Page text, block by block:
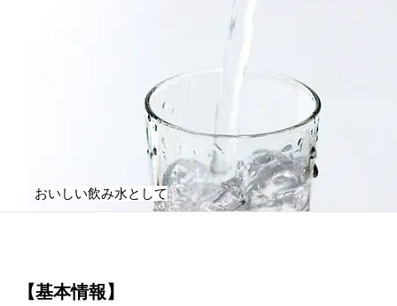
おいしい飲み水として
【基本情報】